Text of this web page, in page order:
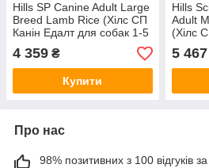
Hills SP Canine Adult Large
Breed Lamb Rice (Хілс СП
Канін Едалт для собак 1-5
років великих порід Ягня
Рис)
4 359 ₴
Купити
Hills
Adult
(Хілс
Ягня
5 467
Про нас
98% позитивних з 100 відгуків за